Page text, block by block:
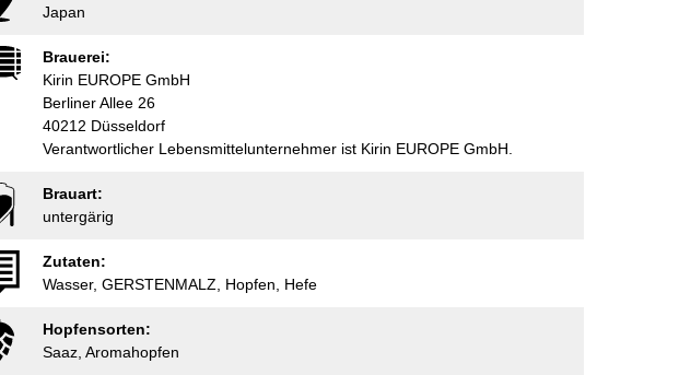
Japan
Brauerei:
Kirin EUROPE GmbH
Berliner Allee 26
40212 Düsseldorf
Verantwortlicher Lebensmittelunternehmer ist Kirin EUROPE GmbH.
Brauart:
untergärig
Zutaten:
Wasser, GERSTENMALZ, Hopfen, Hefe
Hopfensorten:
Saaz, Aromahopfen